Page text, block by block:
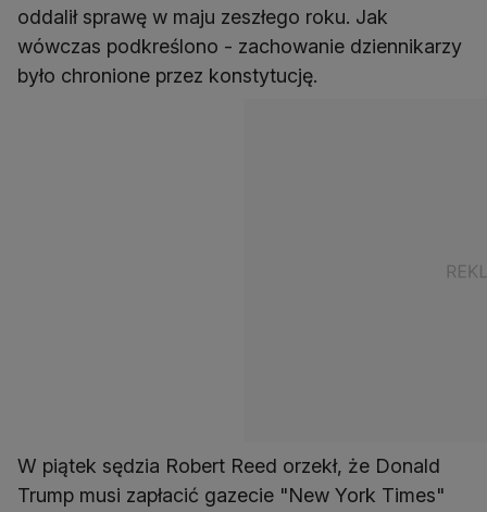
oddalił sprawę w maju zeszłego roku. Jak
wówczas podkreślono - zachowanie dziennikarzy
było chronione przez konstytucję.
W piątek sędzia Robert Reed orzekł, że Donald
Trump musi zapłacić gazecie "New York Times"